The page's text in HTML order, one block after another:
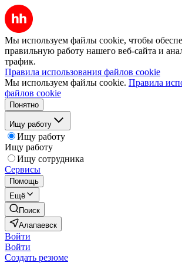
Мы используем файлы cookie, чтобы
правильную работу нашего веб-сайта и
трафик.
Правила использования файлов cookie
Мы используем файлы cookie. Правила
файлов cookie
Понятно
Ищу работу
Ищу работу
Ищу работу
Ищу сотрудника
Сервисы
Помощь
Ещё
Поиск
Алапаевск
Войти
Войти
Создать резюме